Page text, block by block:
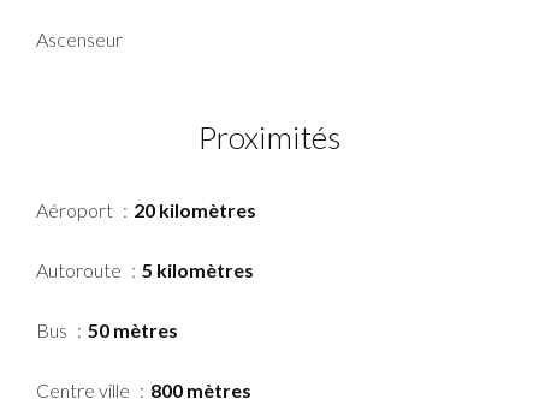
Ascenseur
Proximités
Aéroport 20 kilomètres
Autoroute 5 kilomètres
Bus 50 mètres
Centre ville 800 mètres